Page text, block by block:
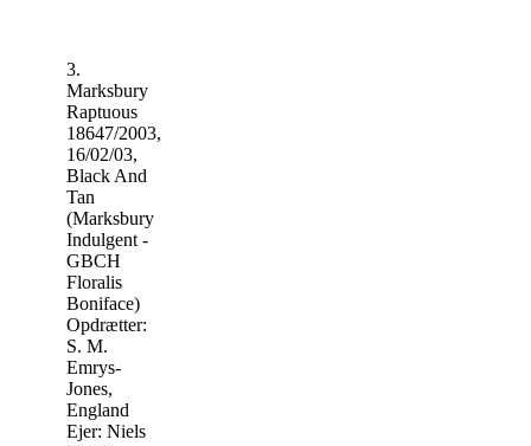
3.
Marksbury
Raptuous
18647/2003,
16/02/03,
Black And
Tan
(Marksbury
Indulgent -
GBCH
Floralis
Boniface)
Opdrætter:
S. M.
Emrys-
Jones,
England
Ejer: Niels